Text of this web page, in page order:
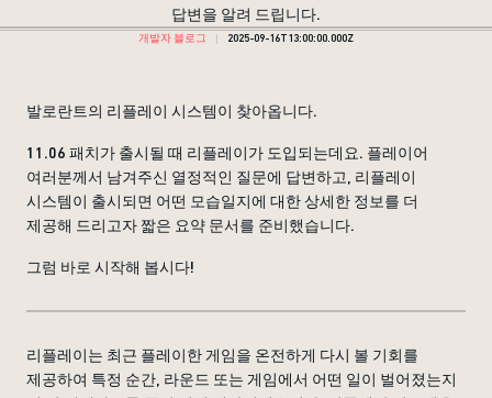
답변을 알려 드립니다.
개발자 블로그 2025-09-16T13:00:00.000Z
발로란트의 리플레이 시스템이 찾아옵니다.
11.06 패치가 출시될 때 리플레이가 도입되는데요. 플레이어
여러분께서 남겨주신 열정적인 질문에 답변하고, 리플레이
시스템이 출시되면 어떤 모습일지에 대한 상세한 정보를 더
제공해 드리고자 짧은 요약 문서를 준비했습니다.
그럼 바로 시작해 봅시다!
리플레이는 최근 플레이한 게임을 온전하게 다시 볼 기회를
제공하여 특정 순간, 라운드 또는 게임에서 어떤 일이 벌어졌는지